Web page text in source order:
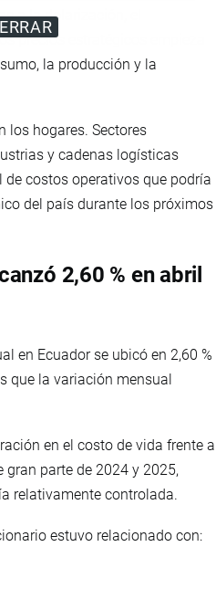
a la dolarización, el
precios estratégicos empieza
la producción y la
los hogares. Sectores
y cadenas logísticas
costos operativos que podría
del país durante los próximos
2,60 % en abril
en Ecuador se ubicó en 2,60 %
que la variación mensual
en el costo de vida frente a
gran parte de 2024 y 2025,
relativamente controlada.
estuvo relacionado con: